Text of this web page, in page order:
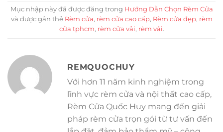
Mục nhập này đã được đăng trong Hướng Dẫn Chọn Rèm Cửa
và được gắn thẻ Rèm cửa, rèm cửa cao cấp, Rèm cửa đẹp, rèm
cửa tphcm, rèm cửa vải, rèm vải.
REMQUOCHUY
Với hơn 11 năm kinh nghiệm trong
lĩnh vực rèm cửa và nội thất cao cấp,
Rèm Cửa Quốc Huy mang đến giải
pháp rèm cửa trọn gói từ tư vấn đến